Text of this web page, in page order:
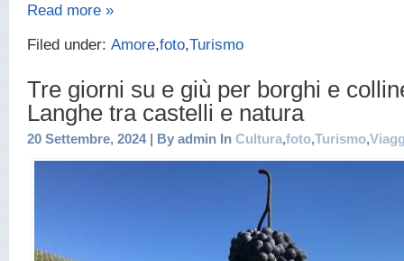
Read more »
Filed under: Amore,foto,Turismo
Tre giorni su e giù per borghi e
Langhe tra castelli e natura
20 Settembre, 2024 | By admin In Cultura,foto,Turismo,